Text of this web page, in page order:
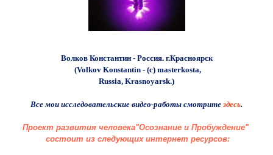
Волков Константин - Россия. г.Красноярск
(Volkov Konstantin - (с) masterkosta,
Russia, Krasnoyarsk.)
Все мои исследовательские видео-работы смотрите здесь.
Проект развития человека"Осознание и Пробуждение"
состоит из следующих интернет ресурсов: